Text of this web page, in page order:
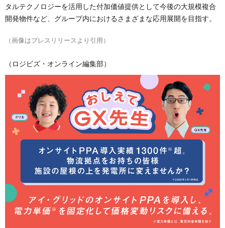
タルテクノロジーを活用した付加価値提供として今後の大規模複合
開発物件など、グループ内におけるさまざまな応用展開を目指す。
（画像はプレスリリースより引用）
（ロジビズ・オンライン編集部）